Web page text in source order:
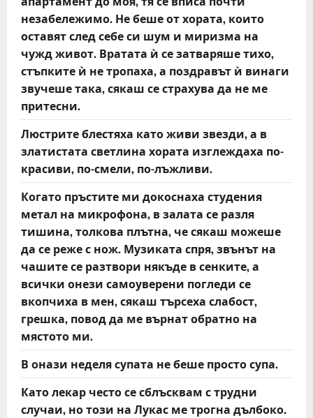
незабележимо. Не беше от хората, които
оставят след себе си шум и миризма на
чужд живот. Вратата ѝ се затваряше тихо,
стъпките ѝ не тропаха, а поздравът ѝ винаги
звучеше така, сякаш се страхува да не ме
притесни.
Люстрите блестяха като живи звезди, а в
златистата светлина хората изглеждаха по-
красиви, по-смели, по-лъжливи.
Когато пръстите ми докоснаха студения
метал на микрофона, в залата се разля
тишина, толкова плътна, че сякаш можеше
да се реже с нож. Музиката спря, звънът на
чашите се разтвори някъде в сенките, а
всички онези самоуверени погледи се
вкопчиха в мен, сякаш търсеха слабост,
грешка, повод да ме върнат обратно на
мястото ми.
В онази неделя супата не беше просто супа.
Като лекар често се сблъсквам с трудни
случаи, но този на Лукас ме трогна дълбоко.